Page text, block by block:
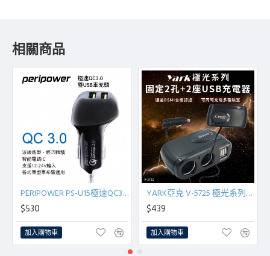
相關商品
PERIPOWER PS-U15極速QC3.0雙USB車充頭
$530
加入購物車
YARK亞克 V-5725 極光系列-延長式雙孔+雙USB插座
$439
加入購物車